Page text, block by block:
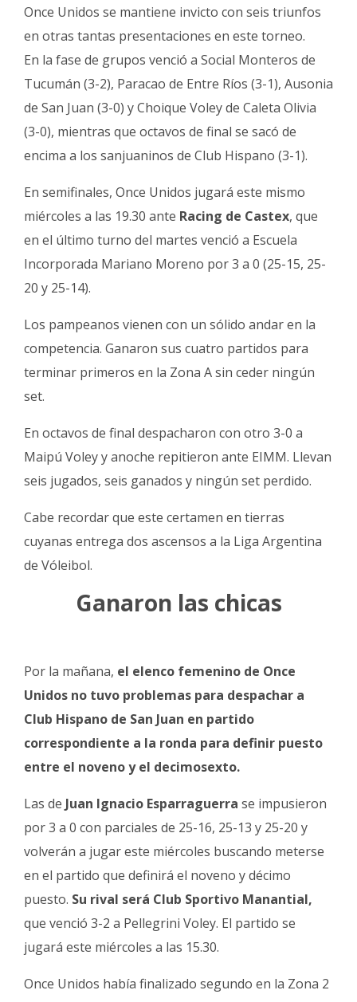
Once Unidos se mantiene invicto con seis triunfos
en otras tantas presentaciones en este torneo.
En la fase de grupos venció a Social Monteros de
Tucumán (3-2), Paracao de Entre Ríos (3-1), Ausonia
de San Juan (3-0) y Choique Voley de Caleta Olivia
(3-0), mientras que octavos de final se sacó de
encima a los sanjuaninos de Club Hispano (3-1).
En semifinales, Once Unidos jugará este mismo
miércoles a las 19.30 ante Racing de Castex, que
en el último turno del martes venció a Escuela
Incorporada Mariano Moreno por 3 a 0 (25-15, 25-
20 y 25-14).
Los pampeanos vienen con un sólido andar en la
competencia. Ganaron sus cuatro partidos para
terminar primeros en la Zona A sin ceder ningún
set.
En octavos de final despacharon con otro 3-0 a
Maipú Voley y anoche repitieron ante EIMM. Llevan
seis jugados, seis ganados y ningún set perdido.
Cabe recordar que este certamen en tierras
cuyanas entrega dos ascensos a la Liga Argentina
de Vóleibol.
Ganaron las chicas
Por la mañana, el elenco femenino de Once
Unidos no tuvo problemas para despachar a
Club Hispano de San Juan en partido
correspondiente a la ronda para definir puesto
entre el noveno y el decimosexto.
Las de Juan Ignacio Esparraguerra se impusieron
por 3 a 0 con parciales de 25-16, 25-13 y 25-20 y
volverán a jugar este miércoles buscando meterse
en el partido que definirá el noveno y décimo
puesto. Su rival será Club Sportivo Manantial,
que venció 3-2 a Pellegrini Voley. El partido se
jugará este miércoles a las 15.30.
Once Unidos había finalizado segundo en la Zona 2